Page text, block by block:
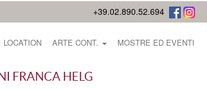
+39.02.890.52.694
LOCATION ARTE CONT. MOSTRE ED EVENTI
FRANCA HELG